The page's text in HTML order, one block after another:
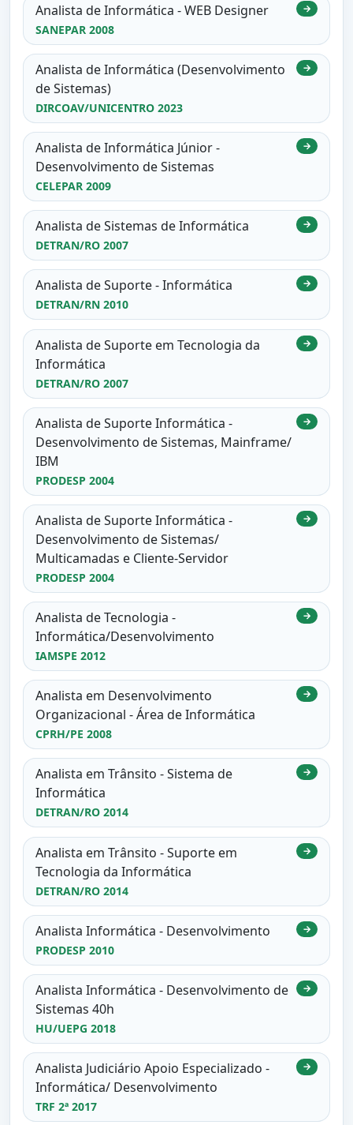
Analista de Informática - WEB Designer
SANEPAR 2008
→
Analista de Informática (Desenvolvimento
de Sistemas)
DIRCOAV/UNICENTRO 2023
→
Analista de Informática Júnior -
Desenvolvimento de Sistemas
CELEPAR 2009
→
Analista de Sistemas de Informática
DETRAN/RO 2007
→
Analista de Suporte - Informática
DETRAN/RN 2010
→
Analista de Suporte em Tecnologia da
Informática
DETRAN/RO 2007
→
Analista de Suporte Informática -
Desenvolvimento de Sistemas, Mainframe/
IBM
PRODESP 2004
→
Analista de Suporte Informática -
Desenvolvimento de Sistemas/
Multicamadas e Cliente-Servidor
PRODESP 2004
→
Analista de Tecnologia -
Informática/Desenvolvimento
IAMSPE 2012
→
Analista em Desenvolvimento
Organizacional - Área de Informática
CPRH/PE 2008
→
Analista em Trânsito - Sistema de
Informática
DETRAN/RO 2014
→
Analista em Trânsito - Suporte em
Tecnologia da Informática
DETRAN/RO 2014
→
Analista Informática - Desenvolvimento
PRODESP 2010
→
Analista Informática - Desenvolvimento de
Sistemas 40h
HU/UEPG 2018
→
Analista Judiciário Apoio Especializado -
Informática/ Desenvolvimento
TRF 2ª 2017
→